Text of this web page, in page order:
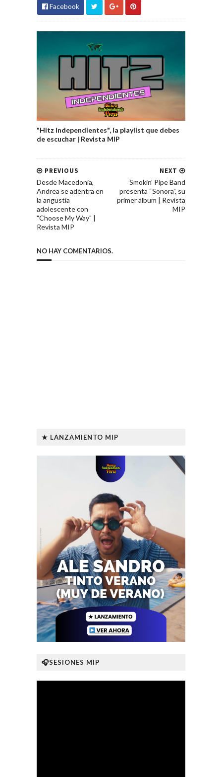
Facebook
"Hitz Independientes", la playlist que debes
de escuchar | Revista MIP
NEXT
Smokin’ Pipe Band
presenta “Sonora”, su
primer álbum | Revista
MIP
PREVIOUS
Desde Macedonia,
Andrea se adentra en
la angustia
adolescente con
"Choose My Way" |
Revista MIP
NO HAY COMENTARIOS.
★ LANZAMIENTO MIP
🎧SESIONES MIP